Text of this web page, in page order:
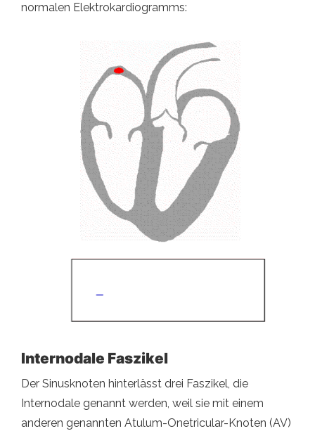
normalen Elektrokardiogramms:
Internodale Faszikel
Der Sinusknoten hinterlässt drei Faszikel, die
Internodale genannt werden, weil sie mit einem
anderen genannten Atulum-Onetricular-Knoten (AV)